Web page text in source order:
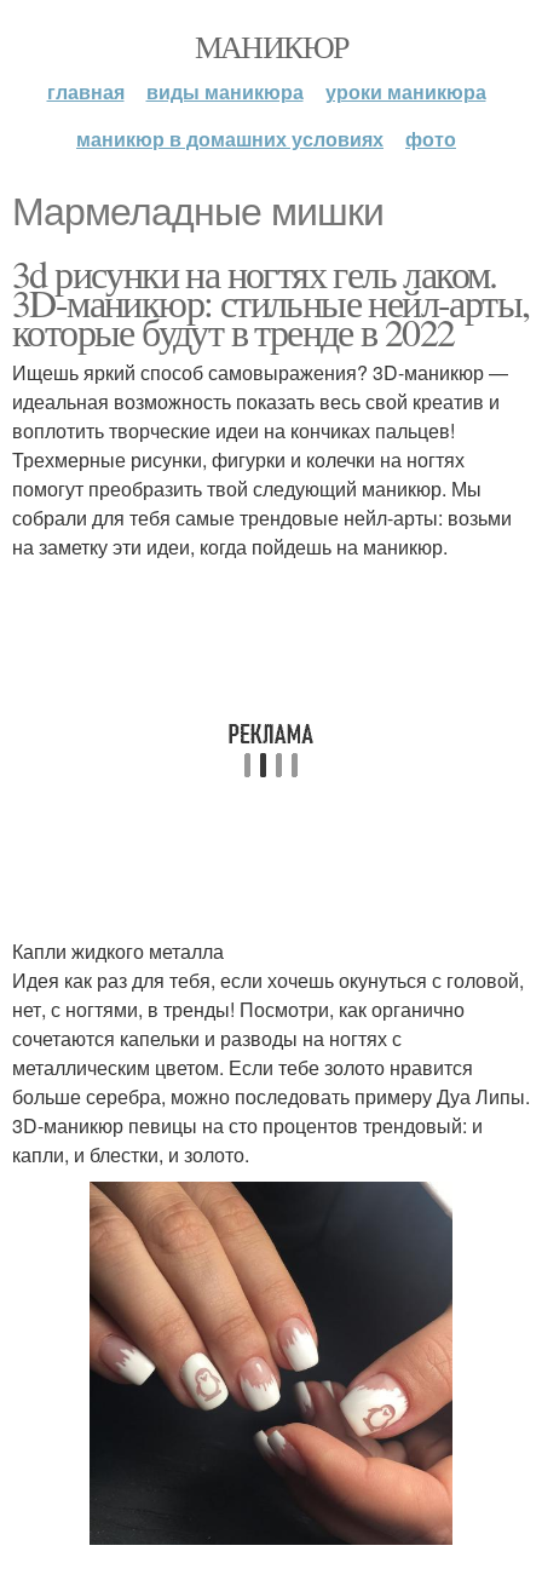
МАНИКЮР
главная виды маникюра
уроки маникюра
маникюр в домашних условиях
фото
Мармеладные мишки
3d рисунки на ногтях гель лаком.
3D-маникюр: стильные нейл-арты,
которые будут в тренде в 2022
Ищешь яркий способ самовыражения? 3D-маникюр —
идеальная возможность показать весь свой креатив и
воплотить творческие идеи на кончиках пальцев!
Трехмерные рисунки, фигурки и колечки на ногтях
помогут преобразить твой следующий маникюр. Мы
собрали для тебя самые трендовые нейл-арты: возьми
на заметку эти идеи, когда пойдешь на маникюр.
Капли жидкого металла
Идея как раз для тебя, если хочешь окунуться с головой,
нет, с ногтями, в тренды! Посмотри, как органично
сочетаются капельки и разводы на ногтях с
металлическим цветом. Если тебе золото нравится
больше серебра, можно последовать примеру Дуа Липы.
3D-маникюр певицы на сто процентов трендовый: и
капли, и блестки, и золото.